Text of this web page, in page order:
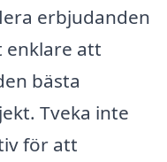
erbjudanden
enklare att
bästa
Tveka inte
för att